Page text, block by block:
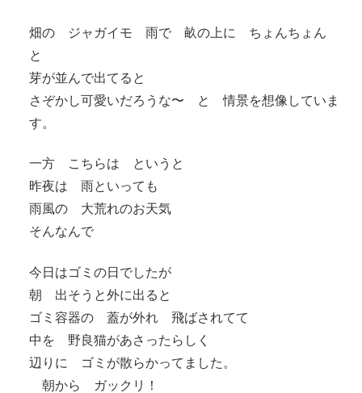
畑の ジャガイモ 雨で 畝の上に ちょんちょん
と
芽が並んで出てると
さぞかし可愛いだろうな〜 と 情景を想像していま
す。
一方 こちらは というと
昨夜は 雨といっても
雨風の 大荒れのお天気
そんなんで
今日はゴミの日でしたが
朝 出そうと外に出ると
ゴミ容器の 蓋が外れ 飛ばされてて
中を 野良猫があさったらしく
辺りに ゴミが散らかってました。
朝から ガックリ！